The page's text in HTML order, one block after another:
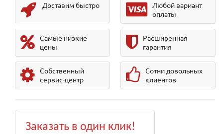
Доставим быстро
Любой вариант
оплаты
Самые низкие
цены
Расширенная
гарантия
Собственный
сервис-центр
Сотни довольных
клиентов
Заказать в один клик!